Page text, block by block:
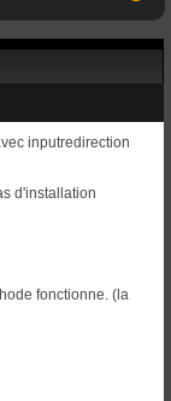
inputredirection
d'installation
fonctionne. (la